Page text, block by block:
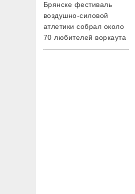
Брянске фестиваль
воздушно-силовой
атлетики собрал около
70 любителей воркаута